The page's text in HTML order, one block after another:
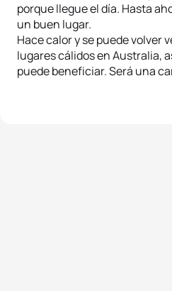
porque llegue el día. Hasta
un buen lugar.
Hace calor y se puede volver
lugares cálidos en Australia,
puede beneficiar. Será una